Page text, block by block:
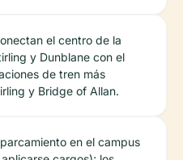
el centro de la
y Dunblane con el
de tren más
y Bridge of Allan.
en el campus